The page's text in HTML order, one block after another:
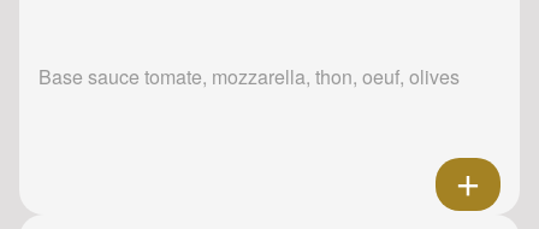
Base sauce tomate, mozzarella, thon, oeuf, olives